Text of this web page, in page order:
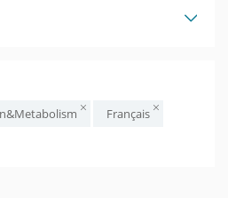
Français